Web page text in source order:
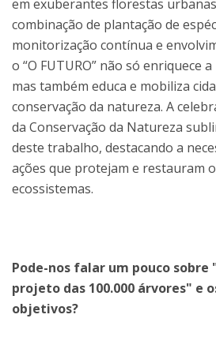
em exuberantes florestas
combinação de plantação de
monitorização contínua e
o “O FUTURO” não só enriquece
mas também educa e mobiliza
conservação da natureza. A
da Conservação da Natureza
deste trabalho, destacando a
ações que protejam e restauram
ecossistemas.
Pode-nos falar um pouco sobre
projeto das 100.000 árvores" e
objetivos?